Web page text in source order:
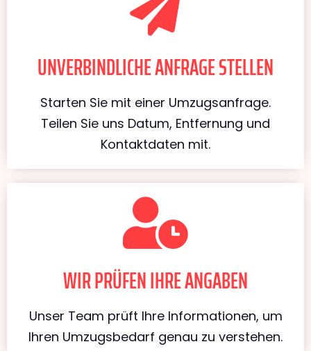
UNVERBINDLICHE ANFRAGE STELLEN
Starten Sie mit einer Umzugsanfrage.
Teilen Sie uns Datum, Entfernung und
Kontaktdaten mit.
WIR PRÜFEN IHRE ANGABEN
Unser Team prüft Ihre Informationen, um
Ihren Umzugsbedarf genau zu verstehen.